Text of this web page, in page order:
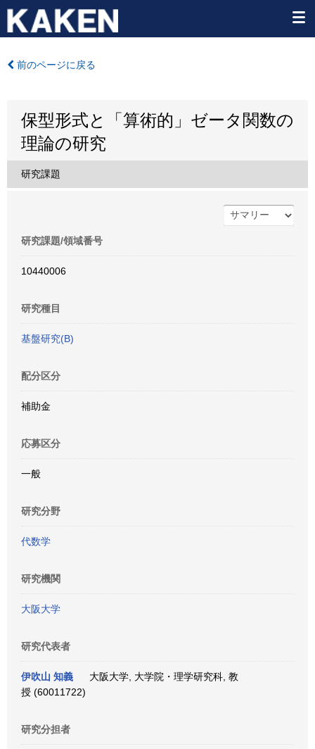
前のページに戻る
保型形式と「算術的」ゼータ関数の
理論の研究
研究課題
研究課題/領域番号
10440006
研究種目
基盤研究(B)
配分区分
補助金
応募区分
一般
研究分野
代数学
研究機関
大阪大学
研究代表者
伊吹山 知義
大阪大学, 大学院・理学研究科, 教
授 (60011722)
研究分担者